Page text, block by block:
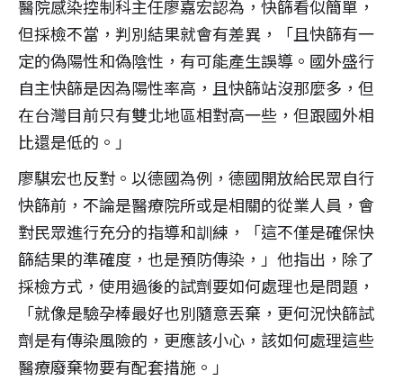
醫院感染控制科主任廖嘉宏認為，快篩看似簡單，
但採檢不當，判別結果就會有差異，「且快篩有一
定的偽陽性和偽陰性，有可能產生誤導。國外盛行
自主快篩是因為陽性率高，且快篩站沒那麼多，但
在台灣目前只有雙北地區相對高一些，但跟國外相
比還是低的。」
廖騏宏也反對。以德國為例，德國開放給民眾自行
快篩前，不論是醫療院所或是相關的從業人員，會
對民眾進行充分的指導和訓練，「這不僅是確保快
篩結果的準確度，也是預防傳染，」他指出，除了
採檢方式，使用過後的試劑要如何處理也是問題，
「就像是驗孕棒最好也別隨意丟棄，更何況快篩試
劑是有傳染風險的，更應該小心，該如何處理這些
醫療廢棄物要有配套措施。」